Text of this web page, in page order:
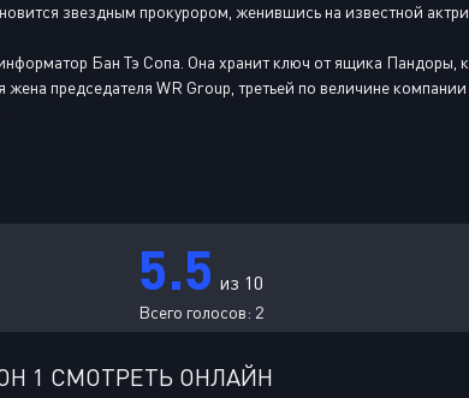
звездным прокурором, женившись на известной
Бан Тэ Сопа. Она хранит ключ от ящика Пандоры,
председателя WR Group, третьей по величине
5.5 из 10
Всего голосов: 2
1 СМОТРЕТЬ ОНЛАЙН